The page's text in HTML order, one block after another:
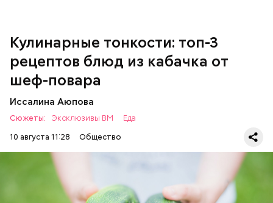
Кулинарные тонкости: топ-3
рецептов блюд из кабачка от
шеф-повара
Иссалина Аюпова
Сюжеты: Эксклюзивы ВМ
Еда
10 августа 11:28
Общество
Что понадобится: